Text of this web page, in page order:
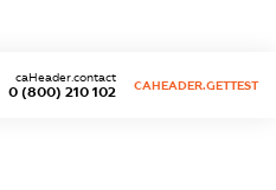
0 (800) 210 102
caHeader.contact
CAHEADER.GETTEST